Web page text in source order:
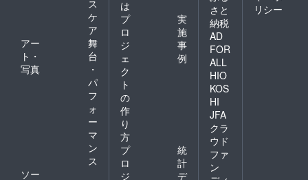
ス
ケ
ア
アー
ト・
写真
舞
台
・
パ
フ
ォ
ー
マ
ン
ス
ソー
は
プ
ロ
ジ
ェ
ク
ト
の
作
り
方
実
施
事
例
プ
ロ
ジ
統
計
デ
さと
納税
AD
FOR
ALL
HIO
KOS
HI
JFA
クラ
ウド
ファ
ン
リシー